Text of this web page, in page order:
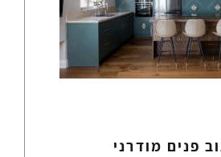
פנים מודרני